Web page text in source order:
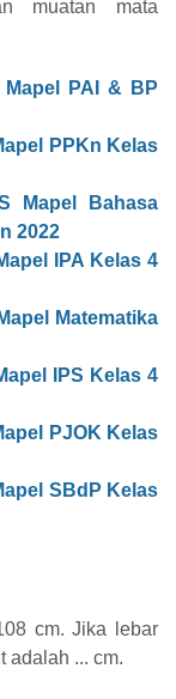
muatan mata
PAI & BP
PPKn Kelas
Mapel Bahasa
2022
IPA Kelas 4
Matematika
IPS Kelas 4
PJOK Kelas
SBdP Kelas
cm. Jika lebar
adalah ... cm.